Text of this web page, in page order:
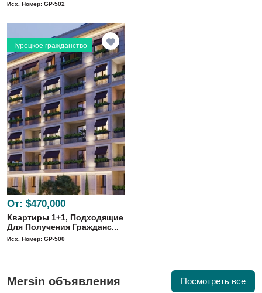
Исх. Номер: GP-502
Турецкое гражданство
От: $470,000
Квартиры 1+1, Подходящие
Для Получения Гражданс...
Исх. Номер: GP-500
Mersin объявления Посмотреть все